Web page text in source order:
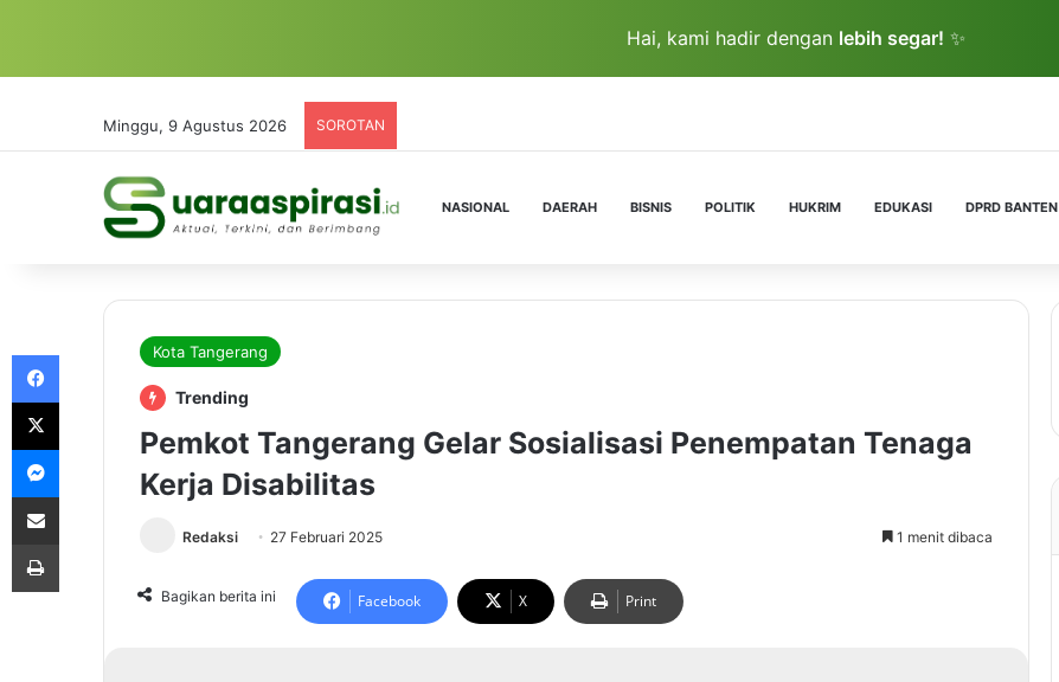
Hai, kami hadir dengan lebih segar! ✨
Minggu, 9 Agustus 2026 SOROTAN
NASIONAL DAERAH BISNIS POLITIK HUKRIM EDUKASI DPRD BANTEN
Kota Tangerang
Trending
Pemkot Tangerang Gelar Sosialisasi Penempatan Tenaga
Kerja Disabilitas
Redaksi 27 Februari 2025 1 menit dibaca
Bagikan berita ini Facebook X Print
Messenger